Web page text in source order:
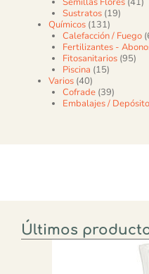
Sustratos 1919
Químicos 131131
Calefacción / Fuego
Fertilizantes -
Fitosanitarios 9595
Piscina 1515
Varios 4040 productos
Cofrade 3939
Embalajes /
Últimos